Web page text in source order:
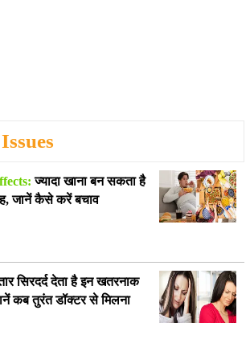
ज्यादा खाना बन सकता है
जानें कैसे करें बचाव
सिरदर्द देता है इन खतरनाक
कब तुरंत डॉक्टर से मिलना